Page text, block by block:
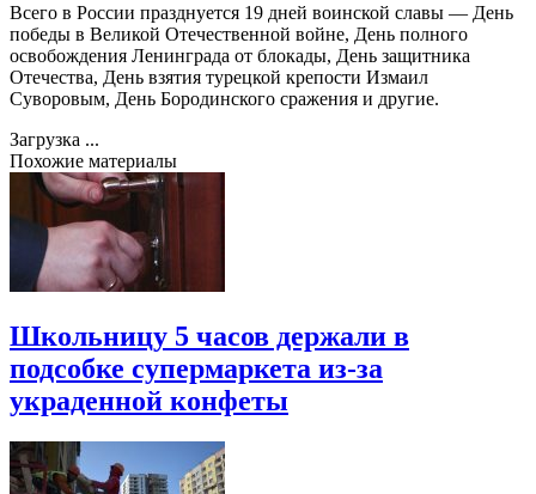
Всего в России празднуется 19 дней воинской славы — День
победы в Великой Отечественной войне, День полного
освобождения Ленинграда от блокады, День защитника
Отечества, День взятия турецкой крепости Измаил
Суворовым, День Бородинского сражения и другие.
Загрузка ...
Похожие материалы
Школьницу 5 часов держали в
подсобке супермаркета из-за
украденной конфеты